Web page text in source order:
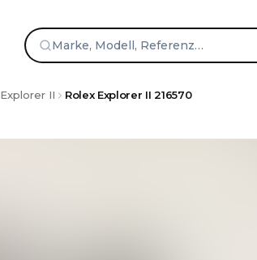
Explorer II Rolex Explorer II 216570